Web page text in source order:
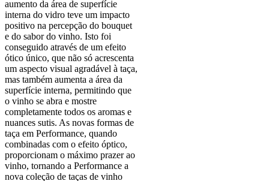
aumento da área de superfície
interna do vidro teve um impacto
positivo na percepção do bouquet
e do sabor do vinho. Isto foi
conseguido através de um efeito
ótico único, que não só acrescenta
um aspecto visual agradável à taça,
mas também aumenta a área da
superfície interna, permitindo que
o vinho se abra e mostre
completamente todos os aromas e
nuances sutis. As novas formas de
taça em Performance, quando
combinadas com o efeito óptico,
proporcionam o máximo prazer ao
vinho, tornando a Performance a
nova coleção de taças de vinho